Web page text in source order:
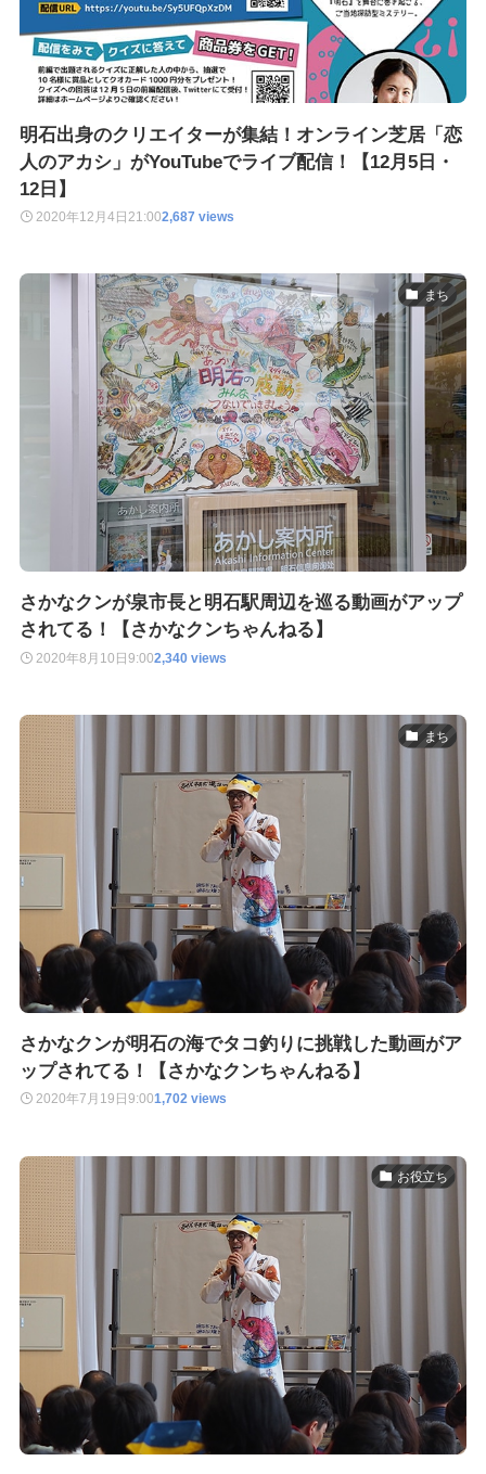
明石出身のクリエイターが集結！オンライン芝居「恋
人のアカシ」がYouTubeでライブ配信！【12月5日・
12日】
2020年12月4日 21:002,687 views
まち
さかなクンが泉市長と明石駅周辺を巡る動画がアップ
されてる！【さかなクンちゃんねる】
2020年8月10日9:002,340 views
まち
さかなクンが明石の海でタコ釣りに挑戦した動画がア
ップされてる！【さかなクンちゃんねる】
2020年7月19日 9:001,702 views
お役立ち